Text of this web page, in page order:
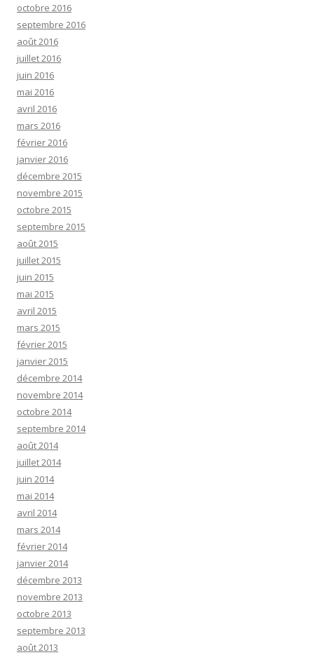
octobre 2016
septembre 2016
août 2016
juillet 2016
juin 2016
mai 2016
avril 2016
mars 2016
février 2016
janvier 2016
décembre 2015
novembre 2015
octobre 2015
septembre 2015
août 2015
juillet 2015
juin 2015
mai 2015
avril 2015
mars 2015
février 2015
janvier 2015
décembre 2014
novembre 2014
octobre 2014
septembre 2014
août 2014
juillet 2014
juin 2014
mai 2014
avril 2014
mars 2014
février 2014
janvier 2014
décembre 2013
novembre 2013
octobre 2013
septembre 2013
août 2013